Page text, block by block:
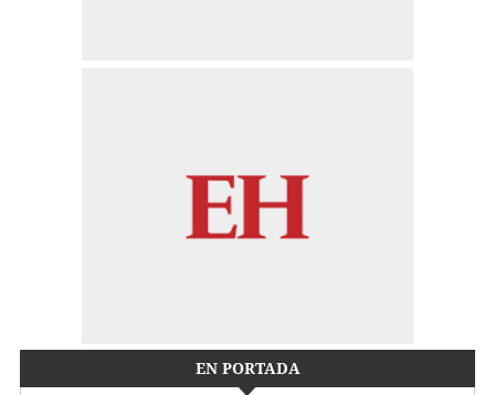
EN PORTADA